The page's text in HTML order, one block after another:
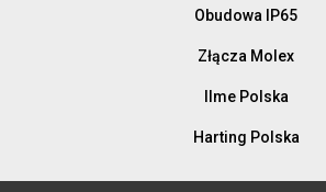
Obudowa IP65
Złącza Molex
Ilme Polska
Harting Polska